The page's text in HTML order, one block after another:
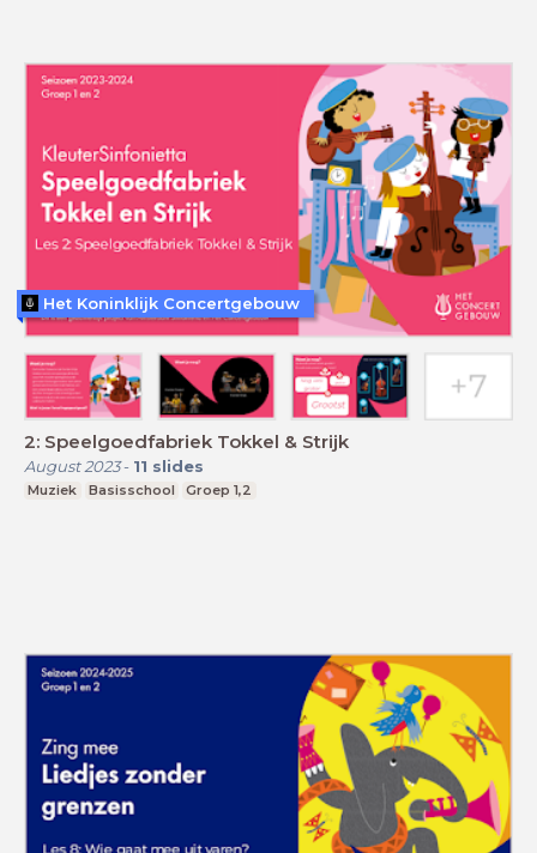
2: Speelgoedfabriek Tokkel & Strijk
August 2023- 11 slides
Muziek Basisschool Groep 1,2
Het Koninklijk Concertgebouw